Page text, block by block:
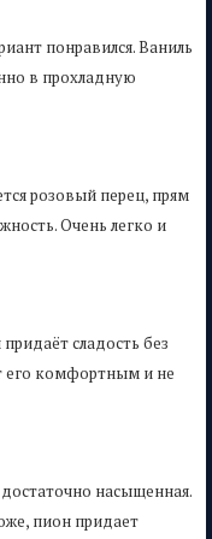
понравился. Ваниль
в прохладную
розовый перец, прям
Очень легко и
сладость без
его комфортным и не
насыщенная.
пион придает